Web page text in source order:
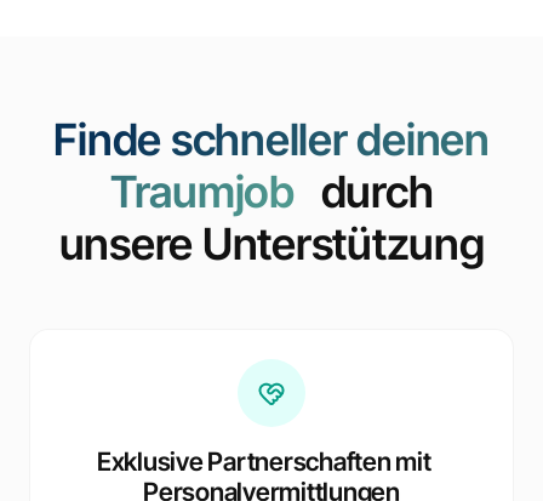
Finde schneller deinen
Traumjobdurch
unsere Unterstützung
Exklusive Partnerschaften mit
Personalvermittlungen